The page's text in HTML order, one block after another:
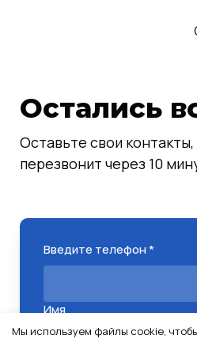
Остались
Оставьте свои
перезвонит через 10
Введите телефон *
Имя
Мы используем файлы cookie,